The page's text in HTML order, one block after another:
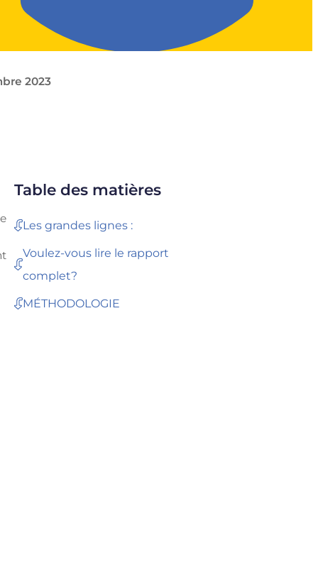
2023
Table des matières
Les grandes lignes :
Voulez-vous lire le rapport
complet?
MÉTHODOLOGIE